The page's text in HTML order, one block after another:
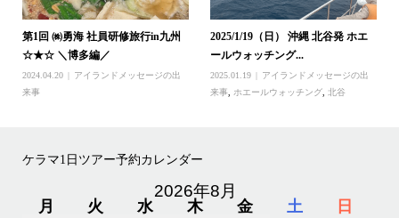
第1回 ㈱勇海 社員研修旅行in九州
☆★☆ ＼博多編／
2024.04.20
アイランドメッセージの出
来事
2025/1/19（日） 沖縄 北谷発 ホエ
ールウォッチング...
2025.01.19
アイランドメッセージの出
来事,ホエールウォッチング,北谷
ケラマ1日ツアー予約カレンダー
2026年8月
月 火 水 木 金 土 日